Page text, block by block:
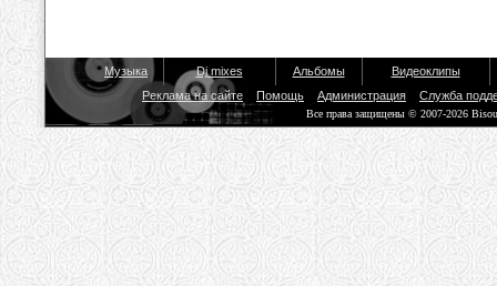
Музыка Dj mixes Альбомы
Видеоклипы
Реклама на сайте
Помощь Администрация Служба
Все права защищены © 2007-2026